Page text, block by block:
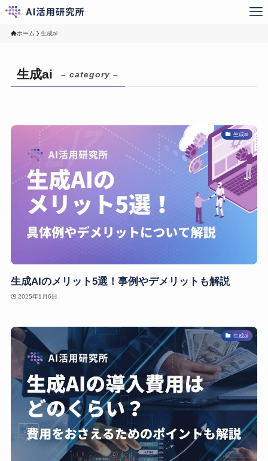
ホーム 生成ai
生成ai – category –
生成ai
生成AIのメリット5選！事例やデメリットも解説
2025年1月6日
生成ai